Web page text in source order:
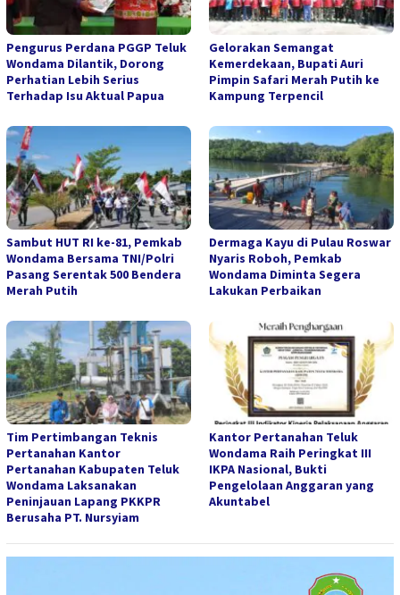
Pengurus Perdana PGGP Teluk
Wondama Dilantik, Dorong
Perhatian Lebih Serius
Terhadap Isu Aktual Papua
Gelorakan Semangat
Kemerdekaan, Bupati Auri
Pimpin Safari Merah Putih ke
Kampung Terpencil
Sambut HUT RI ke-81, Pemkab
Wondama Bersama TNI/Polri
Pasang Serentak 500 Bendera
Merah Putih
Dermaga Kayu di Pulau Roswar
Nyaris Roboh, Pemkab
Wondama Diminta Segera
Lakukan Perbaikan
Tim Pertimbangan Teknis
Pertanahan Kantor
Pertanahan Kabupaten Teluk
Wondama Laksanakan
Peninjauan Lapang PKKPR
Berusaha PT. Nursyiam
Kantor Pertanahan Teluk
Wondama Raih Peringkat III
IKPA Nasional, Bukti
Pengelolaan Anggaran yang
Akuntabel